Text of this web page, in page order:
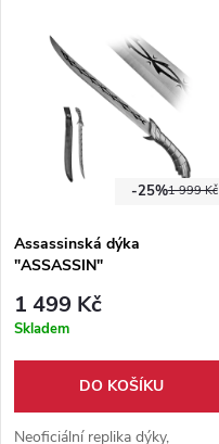
cosplaye, či jen ta na výstavu
do pokoje.
1 999 Kč
-25%
Assassinská dýka
"ASSASSIN"
1 499 Kč
Skladem
DO KOŠÍKU
Neoficiální replika dýky,